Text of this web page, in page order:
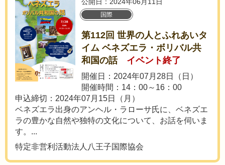
国際
第112回 世界の人とふれあいタ
イム ベネズエラ・ボリバル共
和国の話
イベント終了
開催日：2024年07月28日（日）
開催時間：14：00～16：00
申込締切：2024年07月15日（月）
ベネズエラ出身のアンヘル・ラローサ氏に、ベネズエ
ラの豊かな自然や独特の文化について、お話を伺いま
す。...
特定非営利活動法人八王子国際協会